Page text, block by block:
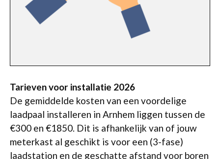
Tarieven voor installatie 2026
De gemiddelde kosten van een voordelige
laadpaal installeren in Arnhem liggen tussen de
€300 en €1850. Dit is afhankelijk van of jouw
meterkast al geschikt is voor een (3-fase)
laadstation en de geschatte afstand voor boren